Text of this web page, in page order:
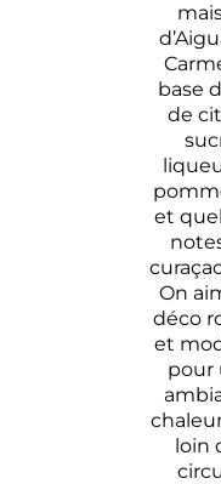
base
de
et
On
déco
et
pour
loin